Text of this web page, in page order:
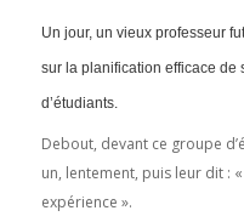
Un jour, un vieux professeur
sur la planification efficace de
d’étudiants.
Debout, devant ce groupe
un, lentement, puis leur dit :
expérience ».